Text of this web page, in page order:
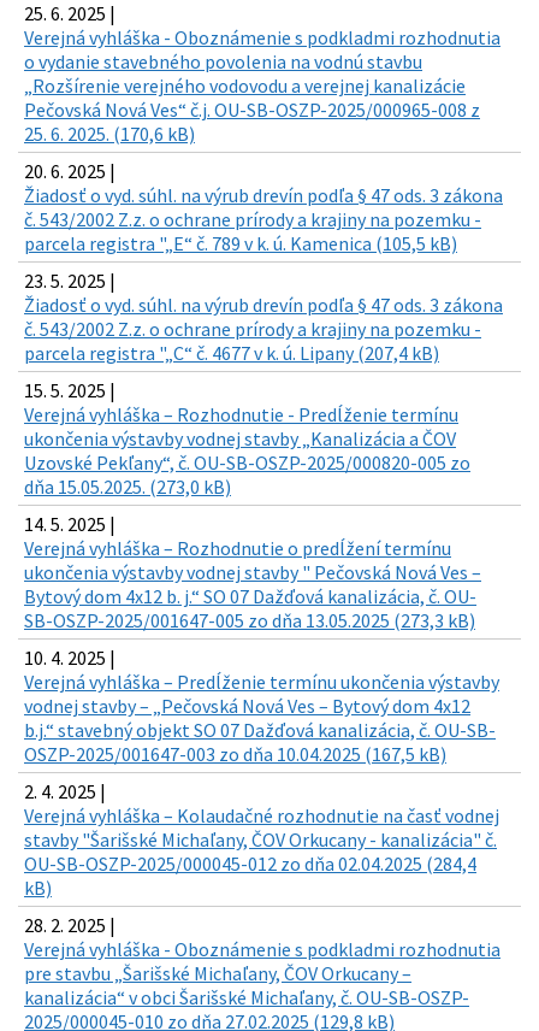
25. 6. 2025 |
Verejná vyhláška - Oboznámenie s podkladmi rozhodnutia
o vydanie stavebného povolenia na vodnú stavbu
„Rozšírenie verejného vodovodu a verejnej kanalizácie
Pečovská Nová Ves“ č.j. OU-SB-OSZP-2025/000965-008 z
25. 6. 2025. (170,6 kB)
20. 6. 2025 |
Žiadosť o vyd. súhl. na výrub drevín podľa § 47 ods. 3 zákona
č. 543/2002 Z.z. o ochrane prírody a krajiny na pozemku -
parcela registra "„E“ č. 789 v k. ú. Kamenica (105,5 kB)
23. 5. 2025 |
Žiadosť o vyd. súhl. na výrub drevín podľa § 47 ods. 3 zákona
č. 543/2002 Z.z. o ochrane prírody a krajiny na pozemku -
parcela registra "„C“ č. 4677 v k. ú. Lipany (207,4 kB)
15. 5. 2025 |
Verejná vyhláška – Rozhodnutie - Predĺženie termínu
ukončenia výstavby vodnej stavby „Kanalizácia a ČOV
Uzovské Pekľany“, č. OU-SB-OSZP-2025/000820-005 zo
dňa 15.05.2025. (273,0 kB)
14. 5. 2025 |
Verejná vyhláška – Rozhodnutie o predĺžení termínu
ukončenia výstavby vodnej stavby " Pečovská Nová Ves –
Bytový dom 4x12 b. j.“ SO 07 Dažďová kanalizácia, č. OU-
SB-OSZP-2025/001647-005 zo dňa 13.05.2025 (273,3 kB)
10. 4. 2025 |
Verejná vyhláška – Predĺženie termínu ukončenia výstavby
vodnej stavby – „Pečovská Nová Ves – Bytový dom 4x12
b.j.“ stavebný objekt SO 07 Dažďová kanalizácia, č. OU-SB-
OSZP-2025/001647-003 zo dňa 10.04.2025 (167,5 kB)
2. 4. 2025 |
Verejná vyhláška – Kolaudačné rozhodnutie na časť vodnej
stavby "Šarišské Michaľany, ČOV Orkucany - kanalizácia" č.
OU-SB-OSZP-2025/000045-012 zo dňa 02.04.2025 (284,4
kB)
28. 2. 2025 |
Verejná vyhláška - Oboznámenie s podkladmi rozhodnutia
pre stavbu „Šarišské Michaľany, ČOV Orkucany –
kanalizácia“ v obci Šarišské Michaľany, č. OU-SB-OSZP-
2025/000045-010 zo dňa 27.02.2025 (129,8 kB)